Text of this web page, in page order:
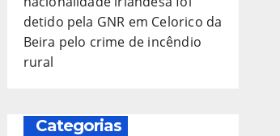
detido pela GNR em Celorico da
Beira pelo crime de incêndio
rural
Categorias